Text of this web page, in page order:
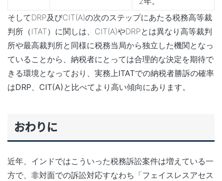
そしてDRP及びCIT(A)の次のステップにあたる税務高等裁
判所（ITAT）に関しは、CIT(A)やDRPとは異なり高等裁判
所や最高裁判所と同様に税務当局から独立した機関となっ
ていることから、納税者にとっては合理的な決定を期待で
きる環境となっており、実務上ITATでの納税者勝訴の確率
はDRP、CIT(A)と比べてより高い傾向にあります。
おわりに
近年、インドではこういった税務訴訟案件は増えている一
方で、非対面での訴訟対応すなわち 「フェイスレスアセス